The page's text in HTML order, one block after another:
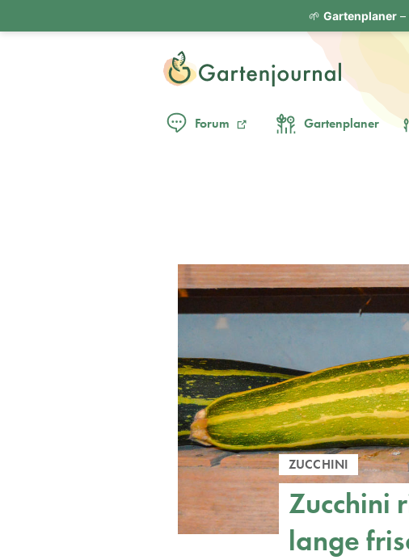
Forum Gartenplaner
ZUCCHINI
Zucchini
lange
🌱 Gartenplaner–